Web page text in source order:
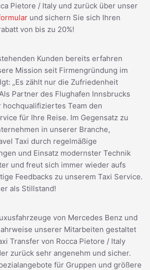
Pietore / Italy und zurück über unser
und sichern Sie sich Ihren
von bis zu 20%!
Kunden bereits erfahren
Mission seit Firmengründung im
„Es zählt nur die Zufriedenheit
Partner des Flughafen Innsbrucks
Team den
für Ihre Reise. Im Gegensatz zu
in unserer Branche,
Taxi durch regelmäßige
und Einsatz modernster Technik
und freut sich immer wieder aufs
Feedbacks zu unserem Taxi Service.
als Stillstand!
von Mercedes Benz und
unserer Mitarbeiten gestaltet
Transfer von Rocca Pietore / Italy
zurück sehr angenehm und sicher.
für Gruppen und größere